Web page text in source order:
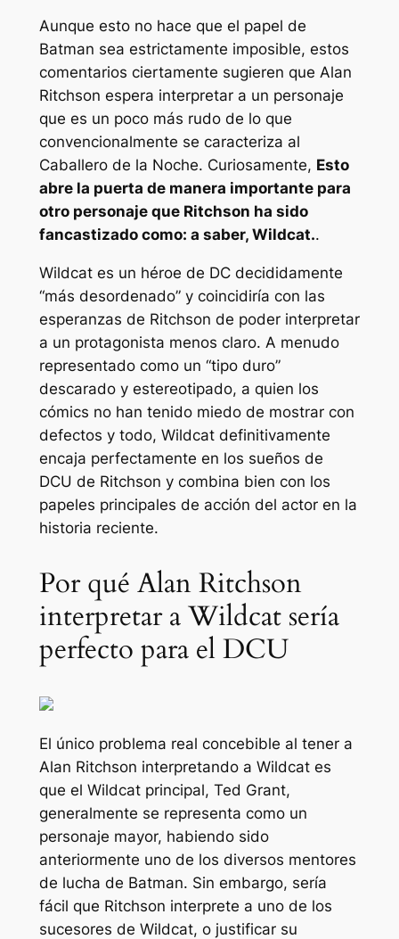
Aunque esto no hace que el papel de
Batman sea estrictamente imposible, estos
comentarios ciertamente sugieren que Alan
Ritchson espera interpretar a un personaje
que es un poco más rudo de lo que
convencionalmente se caracteriza al
Caballero de la Noche. Curiosamente, Esto
abre la puerta de manera importante para
otro personaje que Ritchson ha sido
fancastizado como: a saber, Wildcat..
Wildcat es un héroe de DC decididamente
“más desordenado” y coincidiría con las
esperanzas de Ritchson de poder interpretar
a un protagonista menos claro. A menudo
representado como un “tipo duro”
descarado y estereotipado, a quien los
cómics no han tenido miedo de mostrar con
defectos y todo, Wildcat definitivamente
encaja perfectamente en los sueños de
DCU de Ritchson y combina bien con los
papeles principales de acción del actor en la
historia reciente.
Por qué Alan Ritchson
interpretar a Wildcat sería
perfecto para el DCU
El único problema real concebible al tener a
Alan Ritchson interpretando a Wildcat es
que el Wildcat principal, Ted Grant,
generalmente se representa como un
personaje mayor, habiendo sido
anteriormente uno de los diversos mentores
de lucha de Batman. Sin embargo, sería
fácil que Ritchson interprete a uno de los
sucesores de Wildcat, o justificar su